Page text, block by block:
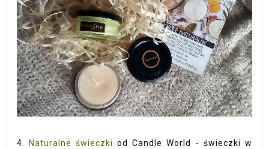
4. Naturalne świeczki od Candle World - świeczki w